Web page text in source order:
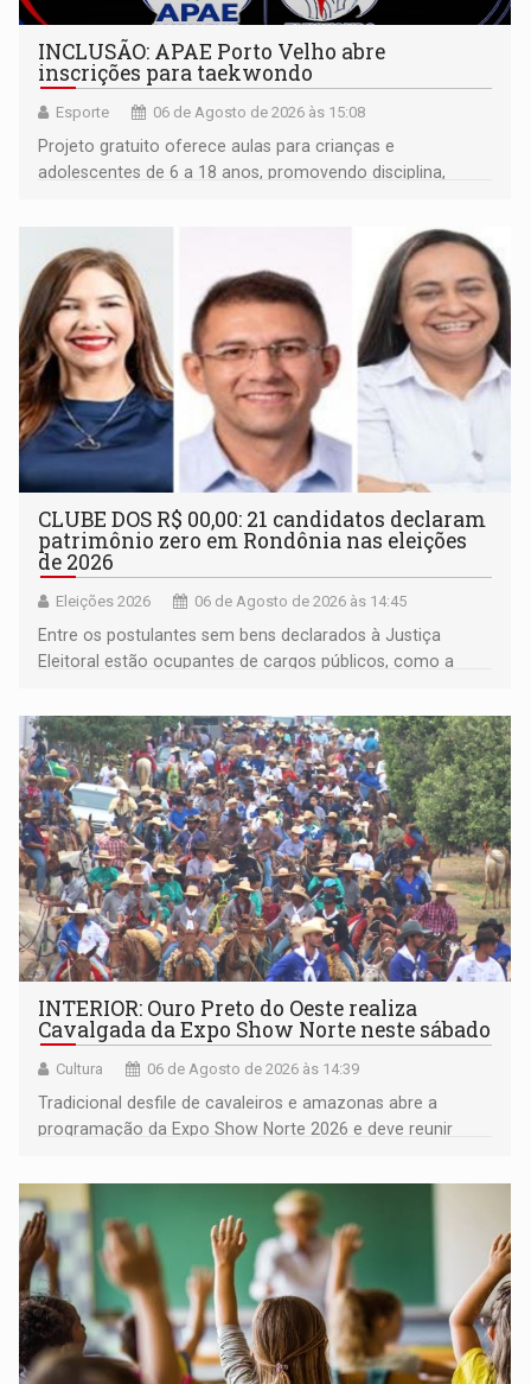
INCLUSÃO: APAE Porto Velho abre
inscrições para taekwondo
Esporte 06 de Agosto de 2026 às 15:08
Projeto gratuito oferece aulas para crianças e
adolescentes de 6 a 18 anos, promovendo disciplina,
CLUBE DOS R$ 00,00: 21 candidatos declaram
patrimônio zero em Rondônia nas eleições
de 2026
Eleições 2026 06 de Agosto de 2026 às 14:45
Entre os postulantes sem bens declarados à Justiça
Eleitoral estão ocupantes de cargos públicos, como a
Pedro Geovar (PP) e a vice-prefeita Magna dos Anjos
(NOVO)
INTERIOR: Ouro Preto do Oeste realiza
Cavalgada da Expo Show Norte neste sábado
Cultura 06 de Agosto de 2026 às 14:39
Tradicional desfile de cavaleiros e amazonas abre a
programação da Expo Show Norte 2026 e deve reunir